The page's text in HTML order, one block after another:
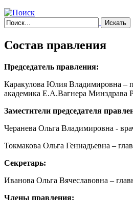
Состав правления
Председатель правления:
Каракулова Юлия Владимировна –
академика Е.А.Вагнера Минздрава
Заместители председателя
Черанева Ольга Владимировна -
Токмакова Ольга Геннадьевна –
Секретарь:
Иванова Ольга Вячеславовна –
Члены правления: